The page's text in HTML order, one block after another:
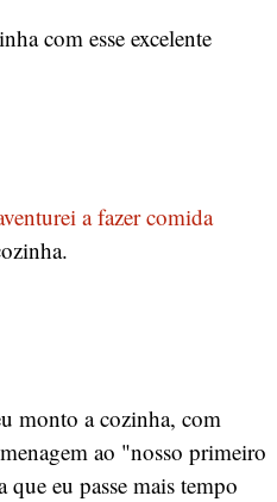
com esse excelente
a fazer comida
monto a cozinha, com
ao "nosso primeiro
eu passe mais tempo